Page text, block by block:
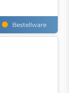
Bestellware